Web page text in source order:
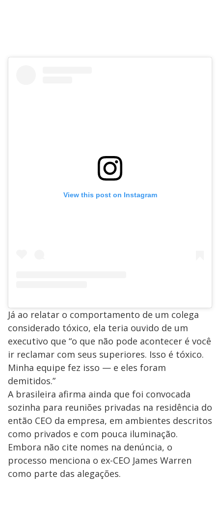
View this post on Instagram
Já ao relatar o comportamento de um colega
considerado tóxico, ela teria ouvido de um
executivo que “o que não pode acontecer é você
ir reclamar com seus superiores. Isso é tóxico.
Minha equipe fez isso — e eles foram
demitidos.”
A brasileira afirma ainda que foi convocada
sozinha para reuniões privadas na residência do
então CEO da empresa, em ambientes descritos
como privados e com pouca iluminação.
Embora não cite nomes na denúncia, o
processo menciona o ex-CEO James Warren
como parte das alegações.